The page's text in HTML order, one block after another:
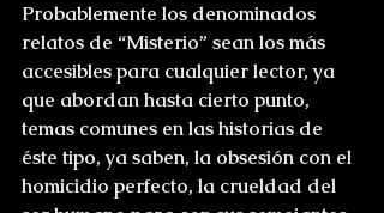
Probablemente los denominados
relatos de “Misterio” sean los más
accesibles para cualquier lector, ya
que abordan hasta cierto punto,
temas comunes en las historias de
éste tipo, ya saben, la obsesión con el
homicidio perfecto, la crueldad del